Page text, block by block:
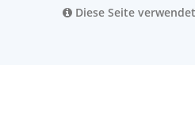
Diese Seite